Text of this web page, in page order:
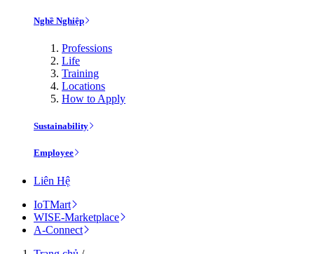
Nghề Nghiệp
Professions
Life
Training
Locations
How to Apply
Sustainability
Employee
Liên Hệ
IoTMart
WISE-Marketplace
A-Connect